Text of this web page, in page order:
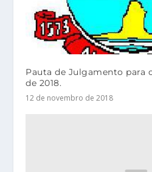
Pauta de Julgamento para
de 2018.
12 de novembro de 2018